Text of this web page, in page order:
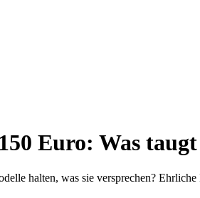
Euro: Was
halten, was sie versprechen?